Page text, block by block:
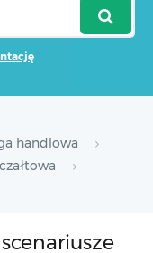
handlowa